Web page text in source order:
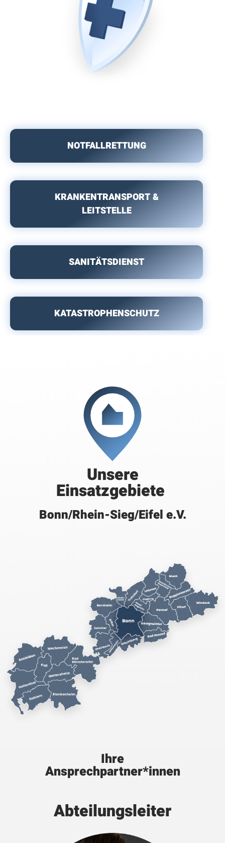
NOTFALLRETTUNG
KRANKENTRANSPORT &
LEITSTELLE
SANITÄTSDIENST
KATASTROPHENSCHUTZ
Unsere
Einsatzgebiete
Bonn/Rhein-Sieg/Eifel e.V.
Ihre
Ansprechpartner*innen
Abteilungsleiter